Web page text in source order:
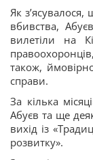
Як
вбивства,
вилетіли на
також,
справи.
За кілька
Абуєв та ще
вихід із
розвитку».